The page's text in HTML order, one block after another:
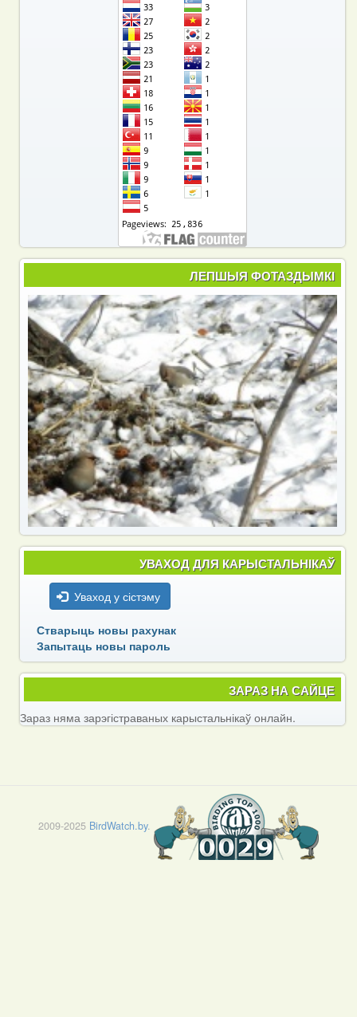
ЛЕПШЫЯ ФОТАЗДЫМКІ
УВАХОД ДЛЯ КАРЫСТАЛЬНІКАЎ
Уваход у сістэму
Стварыць новы рахунак
Запытаць новы пароль
ЗАРАЗ НА САЙЦЕ
Зараз няма зарэгістраваных карыстальнікаў онлайн.
2009-2025 BirdWatch.by.